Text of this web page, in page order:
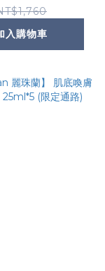
入購物車